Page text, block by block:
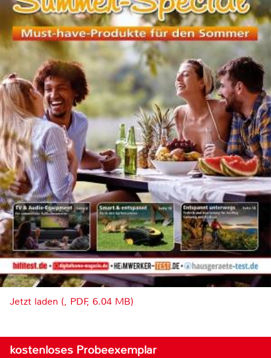
Jetzt laden (, PDF, 6.04 MB)
kostenloses Probeexemplar